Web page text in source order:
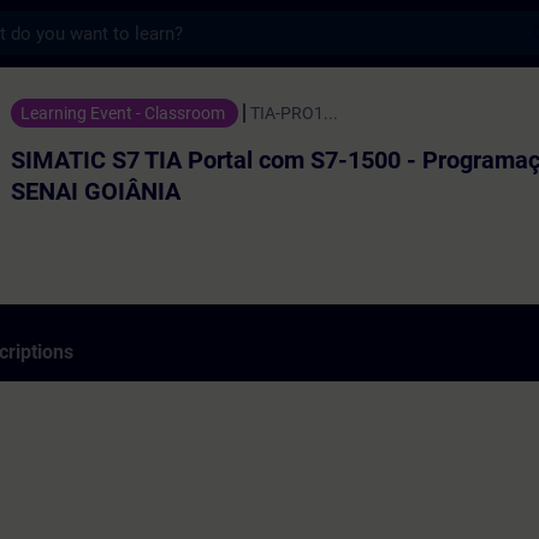
TIA Portal com S7-1500 - Programação
Learning Event - Classroom TIA-PRO1...
SIMATIC S7 TIA Portal com S7-1500 -
SENAI GOIÂNIA